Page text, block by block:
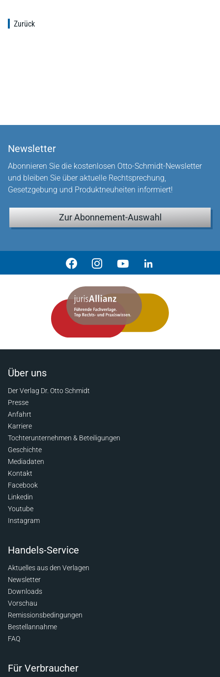
Zurück
Newsletter
Abonnieren Sie die kostenlosen Otto-Schmidt-Newsletter
und bleiben Sie über aktuelle Rechtsprechung,
Gesetzgebung und Produktneuheiten informiert!
Zur Abonnement-Auswahl
Über uns
Der Verlag Dr. Otto Schmidt
Presse
Anfahrt
Karriere
Tochterunternehmen & Beteiligungen
Geschichte
Mediadaten
Kontakt
Facebook
Linkedin
Youtube
Instagram
Handels-Service
Aktuelles aus den Verlagen
Newsletter
Downloads
Vorschau
Remissionsbedingungen
Bestellannahme
FAQ
Für Verbraucher